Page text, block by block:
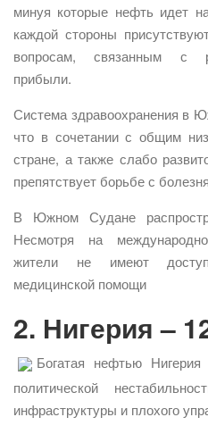
минуя которые нефть идет
каждой стороны
вопросам, связанным с
прибыли.
Система здравоохранения в
что в сочетании с общим
стране, а также слабо
препятствует борьбе с
В Южном Судане
Несмотря на
жители не имеют
медицинской помощи
2. Нигерия –
Богатая нефтью
политической
инфраструктуры и плохого